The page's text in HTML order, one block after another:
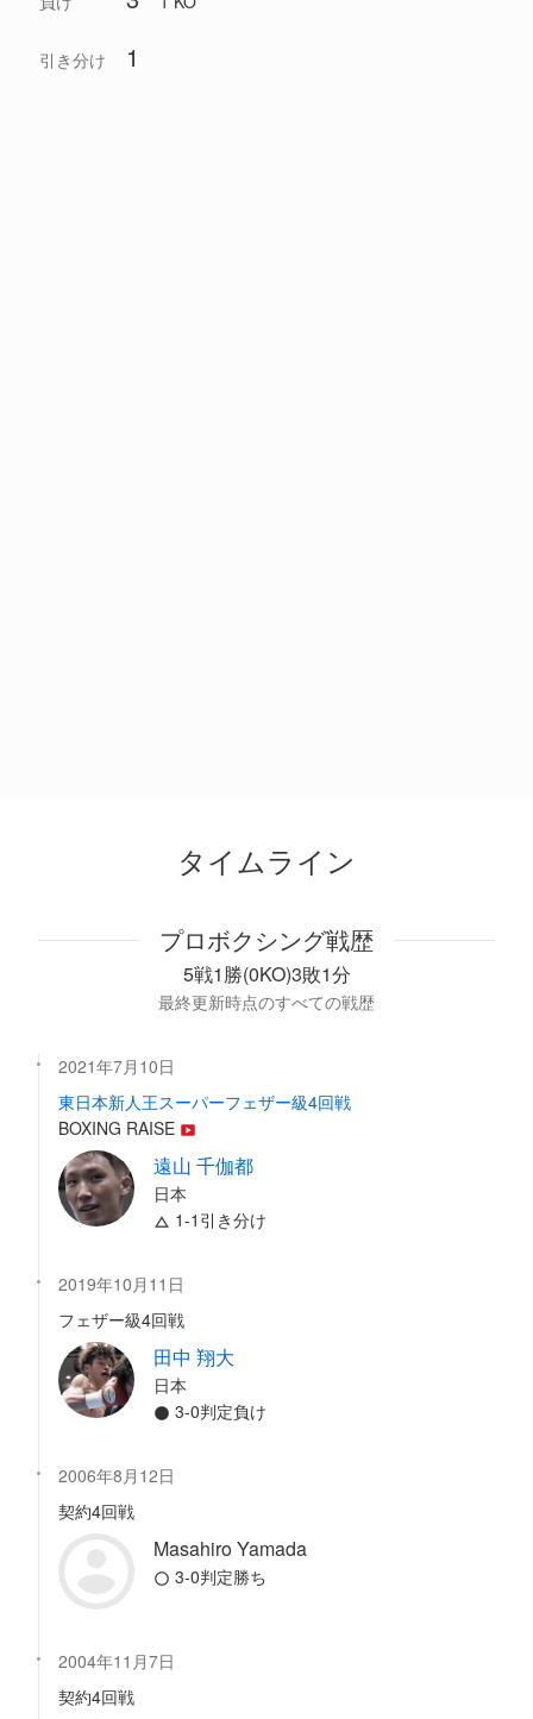
引き分け 1
タイムライン
プロボクシング戦歴
5戦1勝(0KO)3敗1分
最終更新時点のすべての戦歴
2021年7月10日
東日本新人王スーパーフェザー級4回戦
BOXING RAISE
遠山 千伽都
日本
1-1引き分け
2019年10月11日
フェザー級4回戦
田中 翔大
日本
3-0判定負け
2006年8月12日
契約4回戦
Masahiro Yamada
3-0判定勝ち
2004年11月7日
契約4回戦